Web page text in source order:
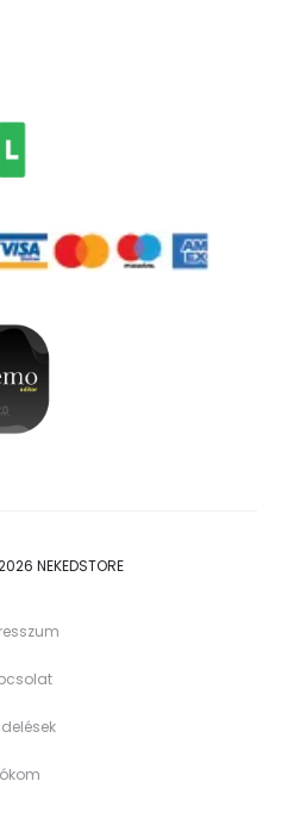
NEKEDSTORE